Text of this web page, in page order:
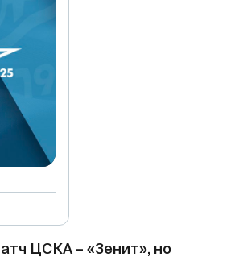
ЦСКА – «Зенит», но